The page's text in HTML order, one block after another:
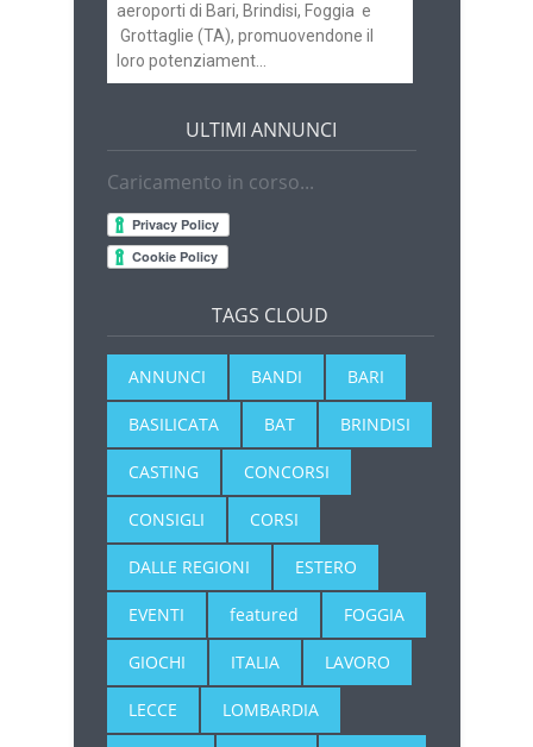
aeroporti di Bari, Brindisi, Foggia e
Grottaglie (TA), promuovendone il
loro potenziament...
ULTIMI ANNUNCI
Caricamento in corso...
TAGS CLOUD
ANNUNCI BANDI BARI
BASILICATA BAT BRINDISI
CASTING CONCORSI
CONSIGLI CORSI
DALLE REGIONI ESTERO
EVENTI featured FOGGIA
GIOCHI ITALIA LAVORO
LECCE LOMBARDIA